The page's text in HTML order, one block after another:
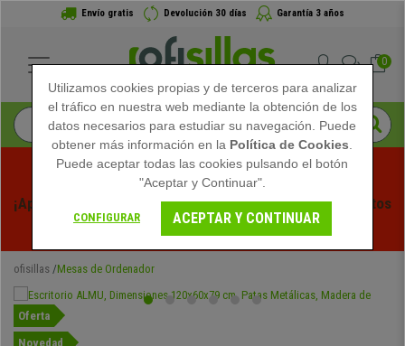
Envío gratis Devolución 30 días Garantía 3 años
0
¡Aprovecha las Rebajas de Verano en Ofisillas! Descuentos
Exclusivos por Tiempo Limitado - Ver Promo
ofisillas Mesas de Ordenador
Oferta
Novedad
Utilizamos cookies propias y de terceros para analizar
el tráfico en nuestra web mediante la obtención de los
datos necesarios para estudiar su navegación. Puede
obtener más información en la Política de Cookies
Puede aceptar todas las cookies pulsando el botón
"Aceptar y Continuar".
CONFIGURAR ACEPTAR Y CONTINUAR